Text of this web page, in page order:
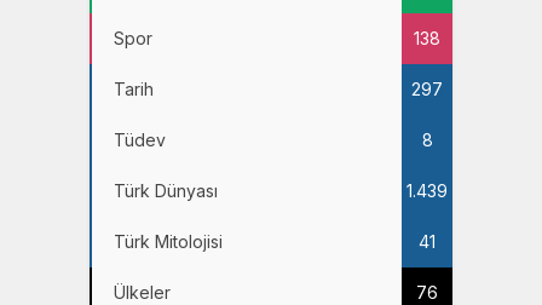
Spor 138
Tarih 297
Tüdev 8
Türk Dünyası 1.439
Türk Mitolojisi 41
Ülkeler 76